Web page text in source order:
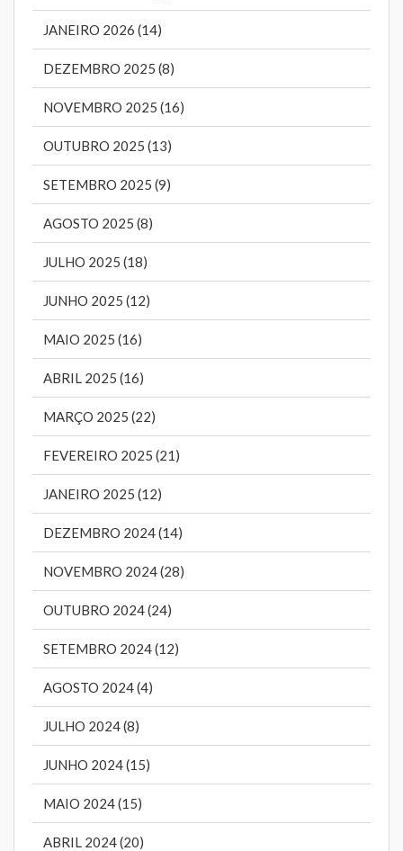
JANEIRO 2026 (14)
DEZEMBRO 2025 (8)
NOVEMBRO 2025 (16)
OUTUBRO 2025 (13)
SETEMBRO 2025 (9)
AGOSTO 2025 (8)
JULHO 2025 (18)
JUNHO 2025 (12)
MAIO 2025 (16)
ABRIL 2025 (16)
MARÇO 2025 (22)
FEVEREIRO 2025 (21)
JANEIRO 2025 (12)
DEZEMBRO 2024 (14)
NOVEMBRO 2024 (28)
OUTUBRO 2024 (24)
SETEMBRO 2024 (12)
AGOSTO 2024 (4)
JULHO 2024 (8)
JUNHO 2024 (15)
MAIO 2024 (15)
ABRIL 2024 (20)